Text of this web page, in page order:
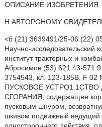
ОПИСАНИЕ ИЗОБРЕТЕНИЯ
Н ABTOPGHOMY
<б (21) 3639491/25-06 (22)
Научно-исследовательский
институт тракторных и
Абросимов (53) 621.43-
3754543, кл. 123-185В, F 02
ПУСКОВОЕ УСТРО1 1СТВО
СГОРАНИЯ, содержащее
пусковым шнуром,
шкивом подвижный ведущий